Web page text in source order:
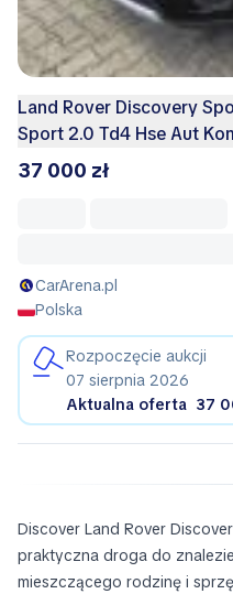
Land Rover Discovery
Sport 2.0 Td4 Hse Aut
37 000 zł
CarArena.pl
Polska
Rozpoczęcie aukcji
07 sierpnia 2026
Aktualna oferta 37
Discover Land Rover
praktyczna droga do
mieszczącego rodzinę i